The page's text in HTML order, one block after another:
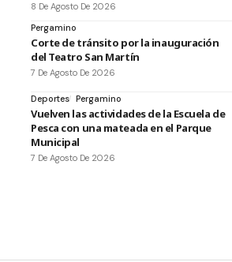
8 De Agosto De 2026
Pergamino
Corte de tránsito por la inauguración
del Teatro San Martín
7 De Agosto De 2026
Deportes Pergamino
Vuelven las actividades de la Escuela de
Pesca con una mateada en el Parque
Municipal
7 De Agosto De 2026